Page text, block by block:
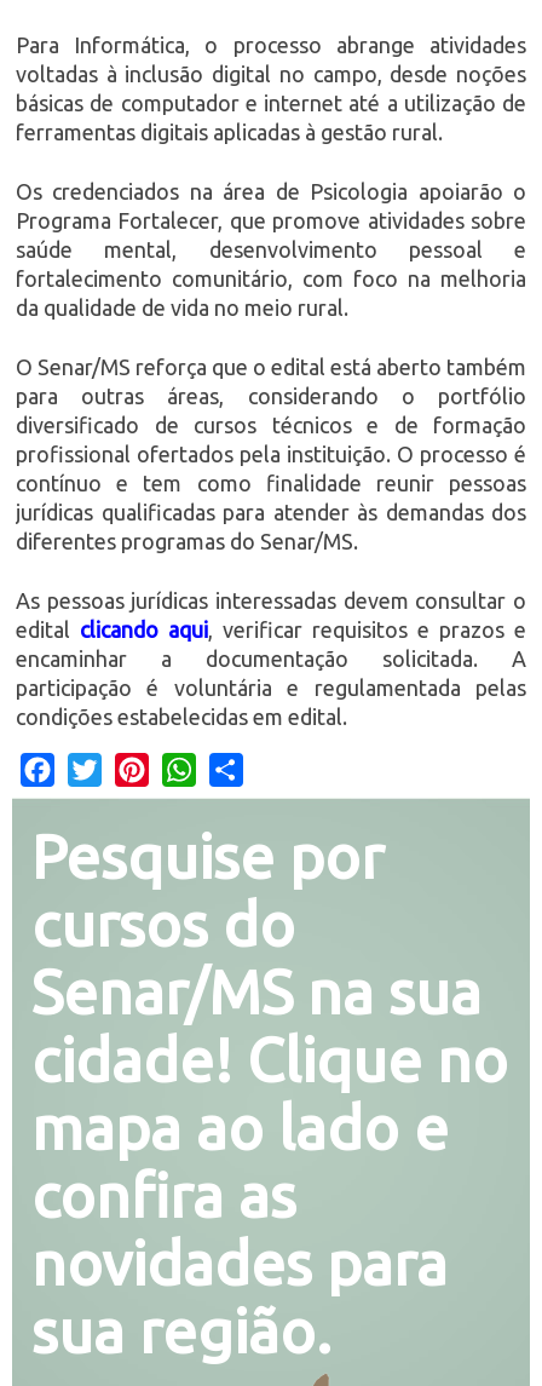
Para Informática, o processo abrange atividades
voltadas à inclusão digital no campo, desde noções
básicas de computador e internet até a utilização de
ferramentas digitais aplicadas à gestão rural.
Os credenciados na área de Psicologia apoiarão o
Programa Fortalecer, que promove atividades sobre
saúde mental, desenvolvimento pessoal e
fortalecimento comunitário, com foco na melhoria
da qualidade de vida no meio rural.
O Senar/MS reforça que o edital está aberto também
para outras áreas, considerando o portfólio
diversificado de cursos técnicos e de formação
profissional ofertados pela instituição. O processo é
contínuo e tem como finalidade reunir pessoas
jurídicas qualificadas para atender às demandas dos
diferentes programas do Senar/MS.
As pessoas jurídicas interessadas devem consultar o
edital clicando aqui , verificar requisitos e prazos e
encaminhar a documentação solicitada. A
participação é voluntária e regulamentada pelas
condições estabelecidas em edital.
Facebook
Twitter PinterestWhatsApp
Pesquise por
cursos do
Senar/MS na sua
cidade! Clique no
mapa ao lado e
confira as
novidades para
sua região.